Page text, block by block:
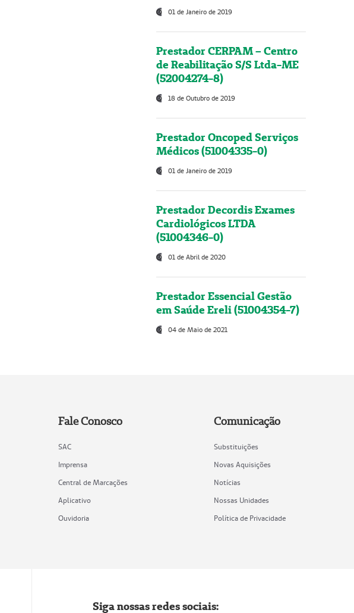
01 de Janeiro de 2019
Prestador CERPAM – Centro
de Reabilitação S/S Ltda-ME
(52004274-8)
18 de Outubro de 2019
Prestador Oncoped Serviços
Médicos (51004335-0)
01 de Janeiro de 2019
Prestador Decordis Exames
Cardiológicos LTDA
(51004346-0)
01 de Abril de 2020
Prestador Essencial Gestão
em Saúde Ereli (51004354-7)
04 de Maio de 2021
Fale Conosco
SAC
Imprensa
Central de Marcações
Aplicativo
Ouvidoria
Comunicação
Substituições
Novas Aquisições
Notícias
Nossas Unidades
Política de Privacidade
Siga nossas redes sociais: